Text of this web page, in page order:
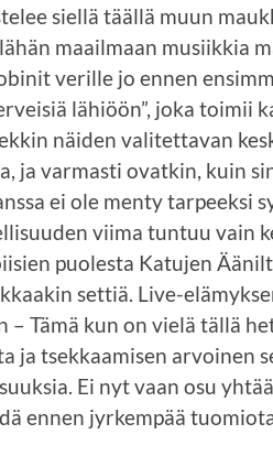
siellä täällä muun
maailmaan musiikkia
verille jo ennen
lähiöön”, joka toimii
näiden valitettavan
ja varmasti ovatkin, kuin
ei ole menty tarpeeksi
viima tuntuu vain
puolesta Katujen
settiä. Live-
– Tämä kun on vielä tällä
ja tsekkaamisen arvoinen
Ei nyt vaan osu
ennen jyrkempää